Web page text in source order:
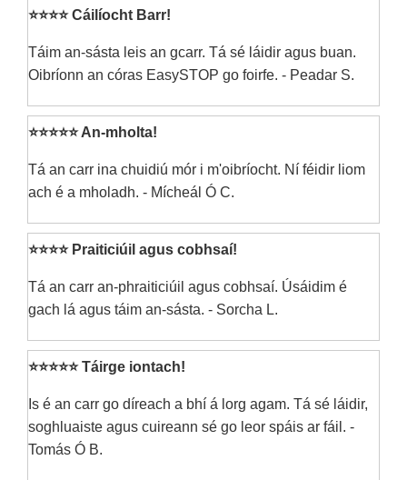
⭐⭐⭐⭐ Cáilíocht Barr!
Táim an-sásta leis an gcarr. Tá sé láidir agus buan.
Oibríonn an córas EasySTOP go foirfe. - Peadar S.
⭐⭐⭐⭐⭐ An-mholta!
Tá an carr ina chuidiú mór i m'oibríocht. Ní féidir liom
ach é a mholadh. - Mícheál Ó C.
⭐⭐⭐⭐ Praiticiúil agus cobhsaí!
Tá an carr an-phraiticiúil agus cobhsaí. Úsáidim é
gach lá agus táim an-sásta. - Sorcha L.
⭐⭐⭐⭐⭐ Táirge iontach!
Is é an carr go díreach a bhí á lorg agam. Tá sé láidir,
soghluaiste agus cuireann sé go leor spáis ar fáil. -
Tomás Ó B.